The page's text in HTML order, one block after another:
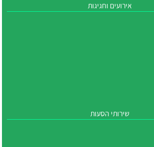
אירועים וחגיגות
שירותי הסעות